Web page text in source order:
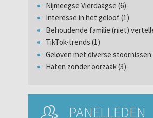
Nijmeegse Vierdaagse (6)
Interesse in het geloof (1)
Behoudende familie (niet)
TikTok-trends (1)
Geloven met diverse stoornissen
Haten zonder oorzaak (3)
PANELLEDEN